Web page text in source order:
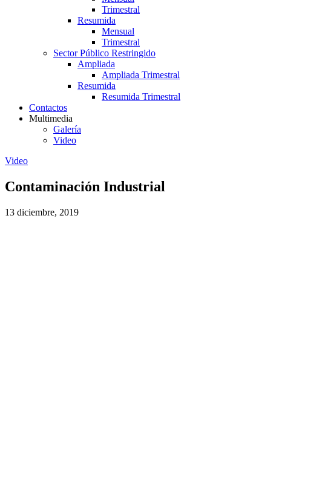
Trimestral
Resumida
Mensual
Trimestral
Sector Público Restringido
Ampliada
Ampliada Trimestral
Resumida
Resumida Trimestral
Contactos
Multimedia
Galería
Video
Video
Contaminación Industrial
13 diciembre, 2019